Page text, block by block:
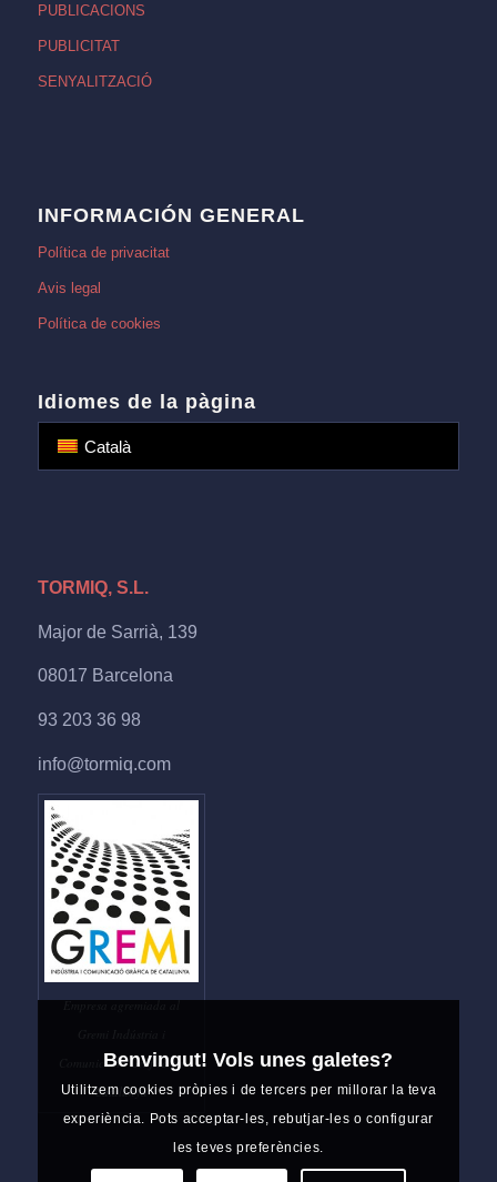
PUBLICACIONS
PUBLICITAT
SENYALITZACIÓ
INFORMACIÓN GENERAL
Política de privacitat
Avis legal
Política de cookies
Idiomes de la pàgina
Català
TORMIQ, S.L.
Major de Sarrià, 139
08017 Barcelona
93 203 36 98
info@tormiq.com
Empresa agremiada al
Comunicació Gràfica de
Catalunya
Benvingut! Vols unes galetes?
Utilitzem cookies pròpies i de tercers per millorar la teva
experiència. Pots acceptar-les, rebutjar-les o configurar
les teves preferències.